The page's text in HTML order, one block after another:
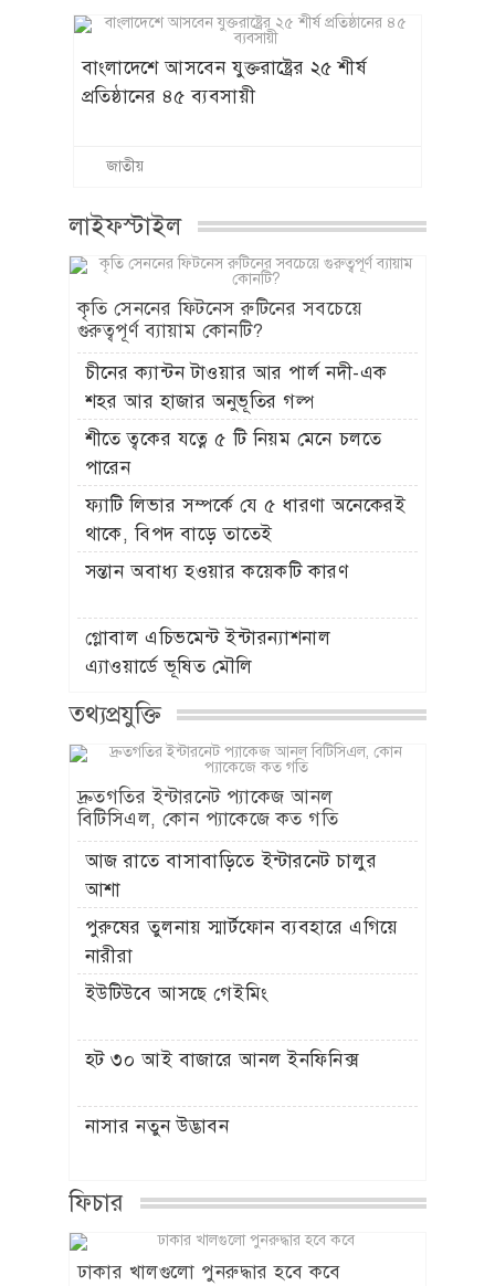
বাংলাদেশে আসবেন যুক্তরাষ্ট্রের ২৫ শীর্ষ
প্রতিষ্ঠানের ৪৫ ব্যবসায়ী
জাতীয়
লাইফস্টাইল
কৃতি সেননের ফিটনেস রুটিনের সবচেয়ে
গুরুত্বপূর্ণ ব্যায়াম কোনটি?
চীনের ক্যান্টন টাওয়ার আর পার্ল নদী-এক
শহর আর হাজার অনুভূতির গল্প
শীতে ত্বকের যত্নে ৫ টি নিয়ম মেনে চলতে
পারেন
ফ্যাটি লিভার সম্পর্কে যে ৫ ধারণা অনেকেরই
থাকে, বিপদ বাড়ে তাতেই
সন্তান অবাধ্য হওয়ার কয়েকটি কারণ
গ্লোবাল এচিভমেন্ট ইন্টারন্যাশনাল
এ্যাওয়ার্ডে ভূষিত মৌলি
তথ্যপ্রযুক্তি
দ্রুতগতির ইন্টারনেট প্যাকেজ আনল
বিটিসিএল, কোন প্যাকেজে কত গতি
আজ রাতে বাসাবাড়িতে ইন্টারনেট চালুর
আশা
পুরুষের তুলনায় স্মার্টফোন ব্যবহারে এগিয়ে
নারীরা
ইউটিউবে আসছে গেইমিং
হট ৩০ আই বাজারে আনল ইনফিনিক্স
নাসার নতুন উদ্ভাবন
ফিচার
ঢাকার খালগুলো পুনরুদ্ধার হবে কবে